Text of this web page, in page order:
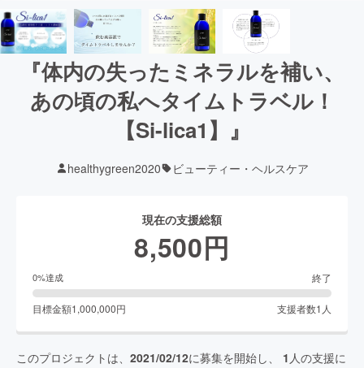
『体内の失ったミネラルを補い、
あの頃の私へタイムトラベル！
【Si-lica1】』
healthygreen2020 ビューティー・ヘルスケア
現在の支援総額
8,500円
0%達成 終了
目標金額1,000,000円 支援者数1 人
このプロジェクトは、 2021/02/12に募集を開始し、 1 人の支援に